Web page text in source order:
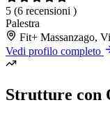
5 (6 recensioni )
Palestra
Fit+ Massanzago,
Vedi profilo completo
Strutture con